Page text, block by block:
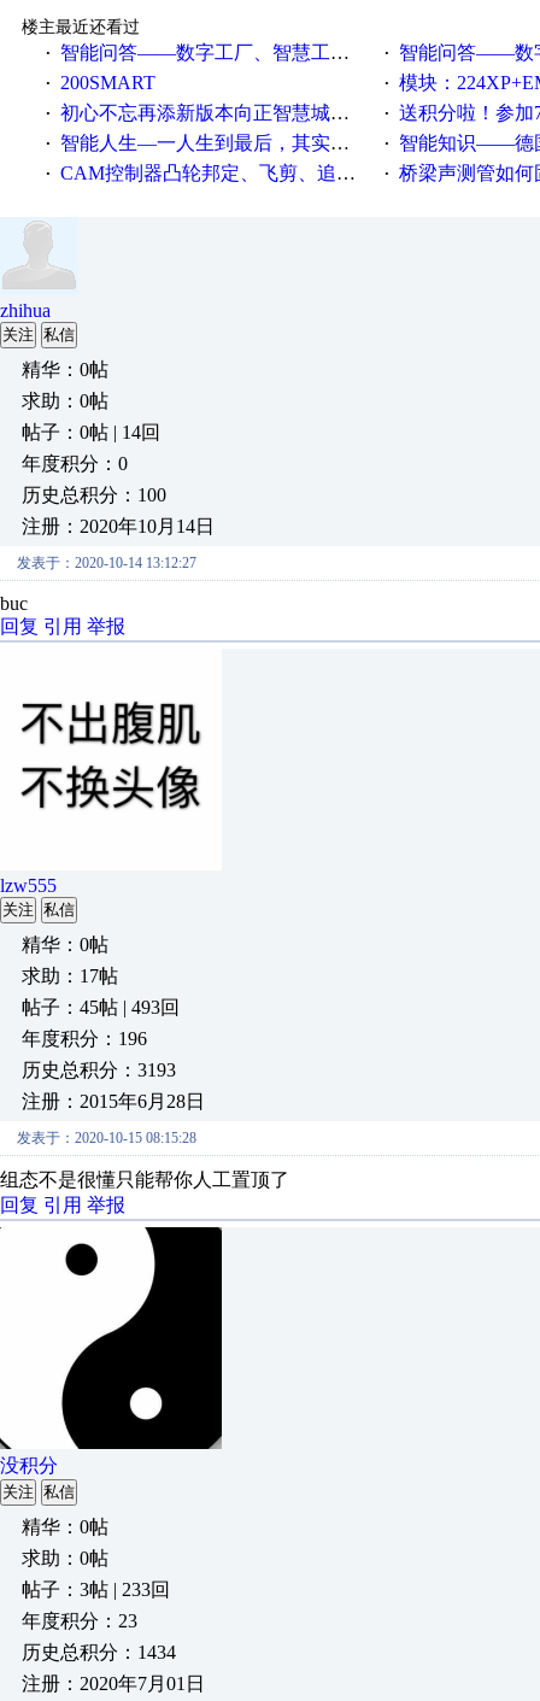
楼主最近还看过
·
智能问答——数字工厂、智慧工厂和智能制造三者的区别是什么？ · 智能问答——数字化工厂与
· 200SMART · 模块：
· 初心不忘再添新版本向正智慧城市云展厅3.0版亮相 · 送积分啦！参加7月6日
· 智能人生—一人生到最后，其实拼的都是人品 · 智能知识——德国工业崛起
· CAM控制器凸轮邦定、飞剪、追剪等C功能块 · 桥梁声测管如何固
zhihua
关注 私信
精华：0帖
求助：0帖
帖子：0帖 | 14回
年度积分：0
历史总积分：100
注册：2020年10月14日
发表于：2020-10-14 13:12:27
buc
回复 引用 举报
lzw555
关注 私信
精华：0帖
求助：17帖
帖子：45帖 | 493回
年度积分：196
历史总积分：3193
注册：2015年6月28日
发表于：2020-10-15 08:15:28
组态不是很懂只能帮你人工置顶了
回复 引用 举报
没积分
关注 私信
精华：0帖
求助：0帖
帖子：3帖 | 233回
年度积分：23
历史总积分：1434
注册：2020年7月01日